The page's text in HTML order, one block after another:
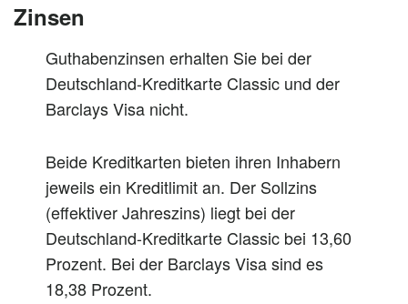
Zinsen
Guthabenzinsen erhalten Sie bei der
Deutschland-Kreditkarte Classic und der
Barclays Visa nicht.
Beide Kreditkarten bieten ihren Inhabern
jeweils ein Kreditlimit an. Der Sollzins
(effektiver Jahreszins) liegt bei der
Deutschland-Kreditkarte Classic bei 13,60
Prozent. Bei der Barclays Visa sind es
18,38 Prozent.